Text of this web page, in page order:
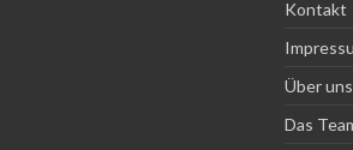
Kontakt
Über uns
Das